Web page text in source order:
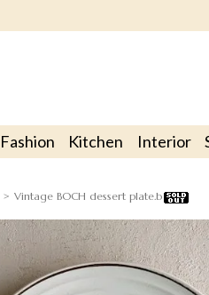
Fashion Kitchen Interior
Vintage BOCH dessert plate.b